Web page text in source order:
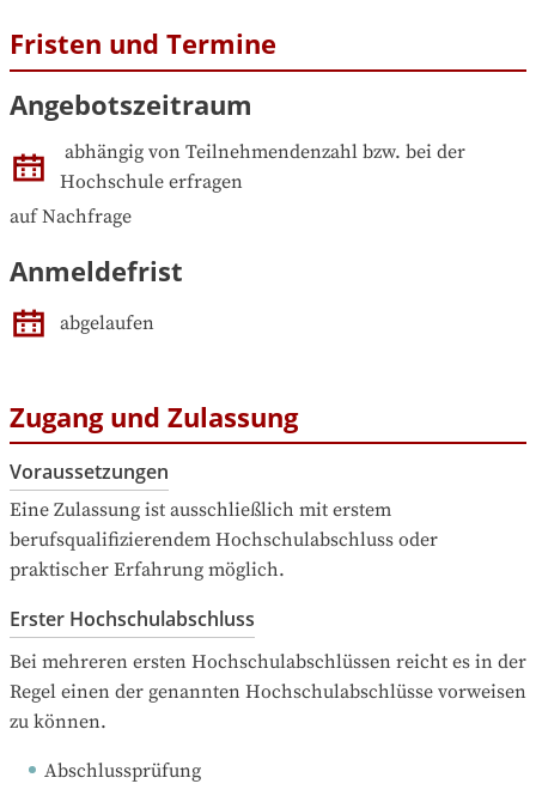
Fristen und Termine
Angebotszeitraum
abhängig von Teilnehmendenzahl bzw. bei der
Hochschule erfragen
auf Nachfrage
Anmeldefrist
abgelaufen
Zugang und Zulassung
Voraussetzungen
Eine Zulassung ist ausschließlich mit erstem
berufsqualifizierendem Hochschulabschluss oder
praktischer Erfahrung möglich.
Erster Hochschulabschluss
Bei mehreren ersten Hochschulabschlüssen reicht es in der
Regel einen der genannten Hochschulabschlüsse vorweisen
zu können.
Abschlussprüfung